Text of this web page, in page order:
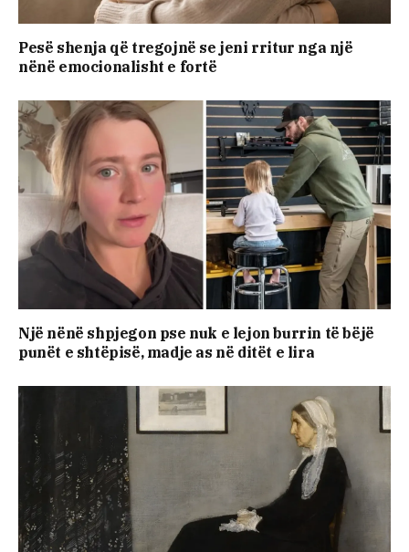
Pesë shenja që tregojnë se jeni rritur nga një
nënë emocionalisht e fortë
Një nënë shpjegon pse nuk e lejon burrin të bëjë
punët e shtëpisë, madje as në ditët e lira